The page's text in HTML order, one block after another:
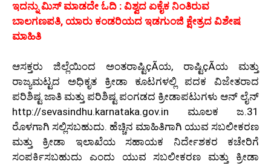
ಇದನ್ನು ಮಿಸ್‌ ಮಾಡದೇ ಓದಿ : ವಿಶ್ವದ ಏಕೈಕ ನಿಂತಿರುವ
ಬಾಲಗಣಪತಿ, ಯಾರು ಕಂಡರಿಯದ ಇಡಗುಂಜಿ ಕ್ಷೇತ್ರದ ವಿಶೇಷ
ಮಾಹಿತಿ
ಆಸಕ್ತರು ಜಿಲ್ಲೆಯಿಂದ ಅಂತರಾಷ್ಟಿçÃಯ, ರಾಷ್ಟಿçÃಯ ಮತ್ತು
ರಾಜ್ಯಮಟ್ಟದ ಅಧಿಕೃತ ಕ್ರೀಡಾ ಕೂಟಗಳಲ್ಲಿ ಪದಕ ವಿಜೇತರಾದ
ಪರಿಶಿಷ್ಟ ಜಾತಿ ಮತ್ತು ಪರಿಶಿಷ್ಟ ಪಂಗಡದ ಕ್ರೀಡಾಪಟುಗಳು ಆನ್ ಲೈನ್
http://sevasindhu.karnataka.gov.in ಮೂಲಕ ಜ.31
ರೊಳಗಾಗಿ ಸಲ್ಲಿಸಬಹುದು. ಹೆಚ್ಚಿನ ಮಾಹಿತಿಗಾಗಿ ಯುವ ಸಬಲೀಕರಣ
ಮತ್ತು ಕ್ರೀಡಾ ಇಲಾಖೆಯ ಸಹಾಯಕ ನಿರ್ದೇಶಕರ ಕಚೇರಿಗೆ
ಸಂಪರ್ಕಿಸಬಹುದು ಎಂದು ಯುವ ಸಬಲೀಕರಣ ಮತ್ತು ಕ್ರೀಡಾ